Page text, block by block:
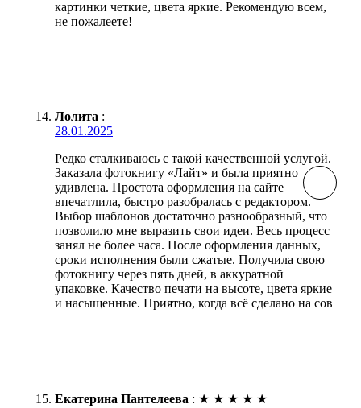
картинки четкие, цвета яркие. Рекомендую всем,
не пожалеете!
Лолита :
28.01.2025
Редко сталкиваюсь с такой качественной услугой.
Заказала фотокнигу «Лайт» и была приятно
удивлена. Простота оформления на сайте
впечатлила, быстро разобралась с редактором.
Выбор шаблонов достаточно разнообразный, что
позволило мне выразить свои идеи. Весь процесс
занял не более часа. После оформления данных,
сроки исполнения были сжатые. Получила свою
фотокнигу через пять дней, в аккуратной
упаковке. Качество печати на высоте, цвета яркие
и насыщенные. Приятно, когда всё сделано на сов
Екатерина Пантелеева : ★ ★ ★ ★ ★